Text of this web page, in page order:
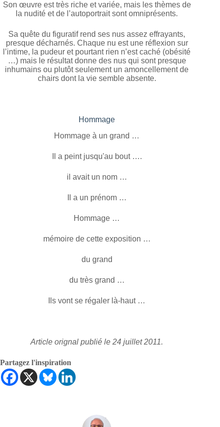
Son œuvre est très riche et variée, mais les thèmes de
la nudité et de l’autoportrait sont omniprésents.
Sa quête du figuratif rend ses nus assez effrayants,
presque décharnés. Chaque nu est une réflexion sur
l’intime, la pudeur et pourtant rien n’est caché (obésité
…) mais le résultat donne des nus qui sont presque
inhumains ou plutôt seulement un amoncellement de
chairs dont la vie semble absente.
Hommage
Hommage à un grand …
Il a peint jusqu'au bout ….
il avait un nom …
Il a un prénom …
Hommage …
mémoire de cette exposition …
du grand
du très grand …
Ils vont se régaler là-haut …
Article orignal publié le 24 juillet 2011.
Partagez l'inspiration